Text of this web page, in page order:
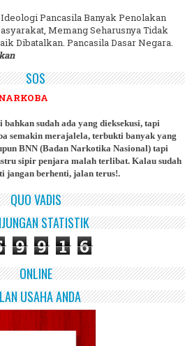
Pancasila Banyak Penolakan
Memang Seharusnya Tidak
Dibatalkan. Pancasila Dasar Negara.
SOS
sudah ada yang dieksekusi, tapi
semakin merajalela, terbukti banyak yang
BNN (Badan Narkotika Nasional) tapi
sipir penjara malah terlibat. Kalau sudah
jangan berhenti, jalan terus!.
QUO VADIS
STATISTIK
9 9 1 6
ONLINE
USAHA ANDA